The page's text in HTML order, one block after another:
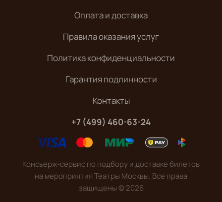
Оплата и доставка
Правила оказания услуг
Политика конфиденциальности
Гарантия подлинности
Контакты
+7 (499) 460-63-24
Консьерж-сервис по подбору и доставке билетов
на мероприятия Театры Москвы. Все права
защищены©2026